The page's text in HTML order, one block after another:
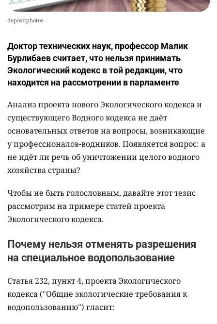
depositphotos
Доктор технических наук, профессор Малик
Бурлибаев считает, что нельзя принимать
Экологический кодекс в той редакции, что
находится на рассмотрении в парламенте
Анализ проекта нового Экологического кодекса и
существующего Водного кодекса не даёт
основательных ответов на вопросы, возникающие
у профессионалов-водников. Появляется вопрос: а
не идёт ли речь об уничтожении целого водного
хозяйства страны?
Чтобы не быть голословным, давайте этот тезис
рассмотрим на примере статей проекта
Экологического кодекса.
Почему нельзя отменять разрешения
на специальное водопользование
Статья 232, пункт 4, проекта Экологического
кодекса ("Общие экологические требования к
водопользованию") гласит: